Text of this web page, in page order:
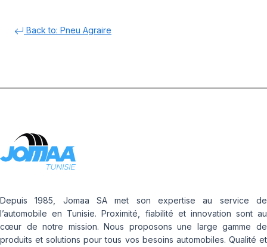
Back to: Pneu Agraire
Depuis 1985, Jomaa SA met son expertise au service de
l’automobile en Tunisie. Proximité, fiabilité et innovation sont au
cœur de notre mission. Nous proposons une large gamme de
produits et solutions pour tous vos besoins automobiles. Qualité et